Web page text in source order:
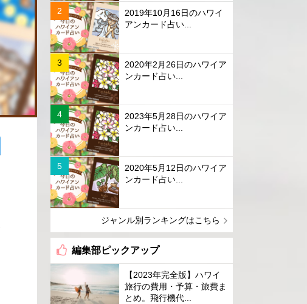
2019年10月16日のハワイ
アンカード占い...
2020年2月26日のハワイア
ンカード占い...
2023年5月28日のハワイア
ンカード占い...
2020年5月12日のハワイア
ンカード占い...
ジャンル別ランキングはこちら
編集部ピックアップ
【2023年完全版】ハワイ
旅行の費用・予算・旅費ま
とめ。飛行機代...